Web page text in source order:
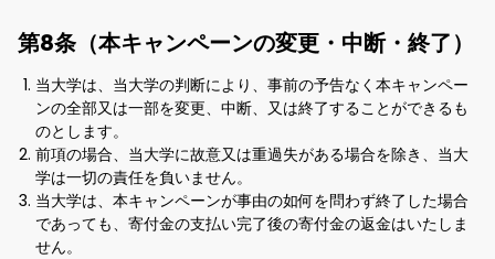
第8条（本キャンペーンの変更・中断・終了）
当大学は、当大学の判断により、事前の予告なく本キャンペー
ンの全部又は一部を変更、中断、又は終了することができるも
のとします。
前項の場合、当大学に故意又は重過失がある場合を除き、当大
学は一切の責任を負いません。
当大学は、本キャンペーンが事由の如何を問わず終了した場合
であっても、寄付金の支払い完了後の寄付金の返金はいたしま
せん。